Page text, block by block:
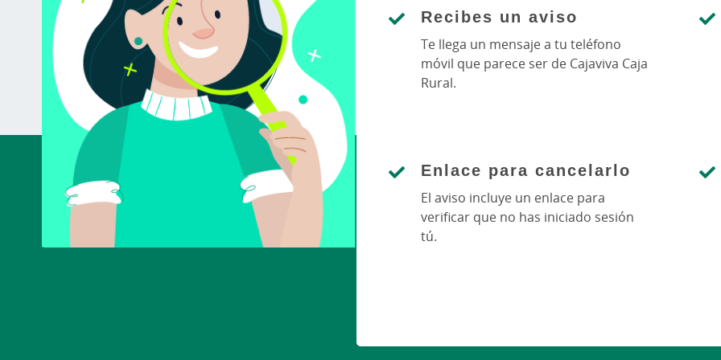
Recibes un aviso
Te llega un mensaje a tu teléfono
móvil que parece ser de Cajaviva Caja
Rural.
Enlace para cancelarlo
El aviso incluye un enlace para
verificar que no has iniciado sesión
tú.